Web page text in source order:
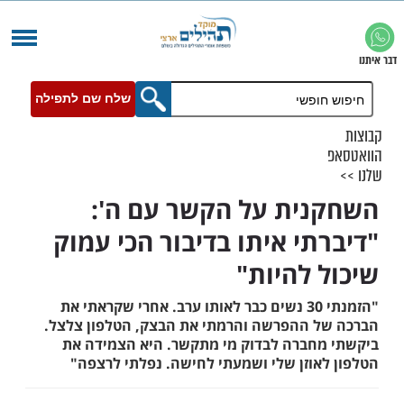
שלח שם לתפילה
על הקשר עם ה':
איתו בדיבור הכי עמוק
להיות"